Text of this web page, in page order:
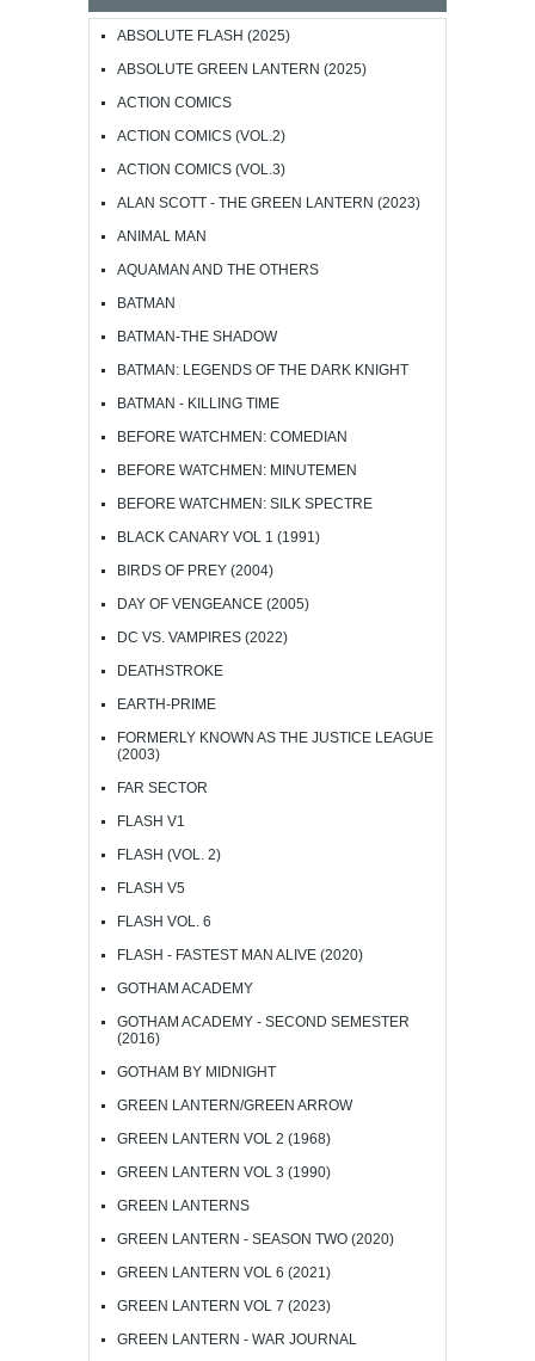
ABSOLUTE FLASH (2025)
ABSOLUTE GREEN LANTERN (2025)
ACTION COMICS
ACTION COMICS (VOL.2)
ACTION COMICS (VOL.3)
ALAN SCOTT - THE GREEN LANTERN (2023)
ANIMAL MAN
AQUAMAN AND THE OTHERS
BATMAN
BATMAN-THE SHADOW
BATMAN: LEGENDS OF THE DARK KNIGHT
BATMAN - KILLING TIME
BEFORE WATCHMEN: COMEDIAN
BEFORE WATCHMEN: MINUTEMEN
BEFORE WATCHMEN: SILK SPECTRE
BLACK CANARY VOL 1 (1991)
BIRDS OF PREY (2004)
DAY OF VENGEANCE (2005)
DC VS. VAMPIRES (2022)
DEATHSTROKE
EARTH-PRIME
FORMERLY KNOWN AS THE JUSTICE LEAGUE
(2003)
FAR SECTOR
FLASH V1
FLASH (VOL. 2)
FLASH V5
FLASH VOL. 6
FLASH - FASTEST MAN ALIVE (2020)
GOTHAM ACADEMY
GOTHAM ACADEMY - SECOND SEMESTER
(2016)
GOTHAM BY MIDNIGHT
GREEN LANTERN/GREEN ARROW
GREEN LANTERN VOL 2 (1968)
GREEN LANTERN VOL 3 (1990)
GREEN LANTERNS
GREEN LANTERN - SEASON TWO (2020)
GREEN LANTERN VOL 6 (2021)
GREEN LANTERN VOL 7 (2023)
GREEN LANTERN - WAR JOURNAL